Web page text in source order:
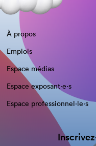
À propos
Emplois
Espace médias
Espace exposant·e⋅s
Espace professionnel·le⋅s